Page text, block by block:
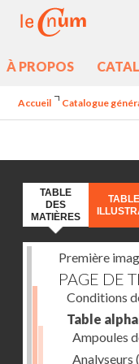
À PROPOS
Accueil Catalogue
TABLE
DES
MATIÈRES
Première
PAGE DE
Conditions
Table
Ampoules
Analyseurs